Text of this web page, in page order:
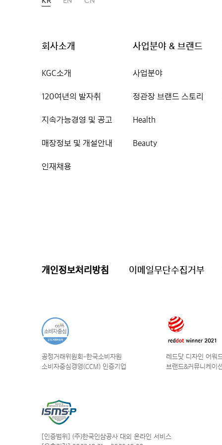
회사소개
KGC소개
120여년의 발자취
지속가능경영 및 공고
매장정보 및 개설안내
인재채용
사업분야 & 브랜드
사업분야
정관장 브랜드 스토리
Health
Beauty
개인정보처리방침 이메일무단수집거부
공정거래위원회-한국소비자원
소비자중심경영(CCM) 인증기업
레드닷 디자인 어워
브랜드&커뮤니케이
[인증범위] (주)한국인삼공사 대외 온라인 서비스